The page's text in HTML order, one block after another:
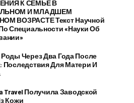
К СЕМЬЕ В
И МЛАДШЕМ
ВОЗРАСТЕ Текст Научной
Специальности «Науки Об
Через Два Года После
Последствия Для Матери И
Travel Получила Заводской
Кожи